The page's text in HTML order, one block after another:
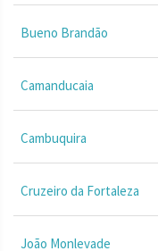
Bueno Brandão
Camanducaia
Cambuquira
Cruzeiro da Fortaleza
João Monlevade